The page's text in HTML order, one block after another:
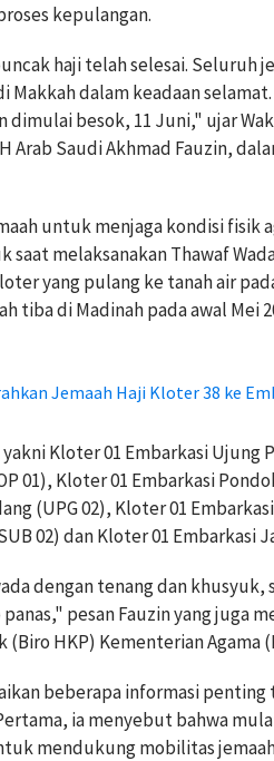
kepulangan.
haji telah selesai. Seluruh
Makkah dalam keadaan
dimulai besok, 11 Juni," ujar
Arab Saudi Akhmad Fauzin,
untuk menjaga kondisi fisik
saat melaksanakan Thawaf
yang pulang ke tanah air
tiba di Madinah pada awal Mei
Jemaah Haji Kloter 38 ke
Kloter 01 Embarkasi Ujung
01), Kloter 01 Embarkasi
(UPG 02), Kloter 01
02) dan Kloter 01 Embarkasi
dengan tenang dan
pesan Fauzin yang juga
HKP) Kementerian Agama
beberapa informasi
ia menyebut bahwa
mendukung mobilitas